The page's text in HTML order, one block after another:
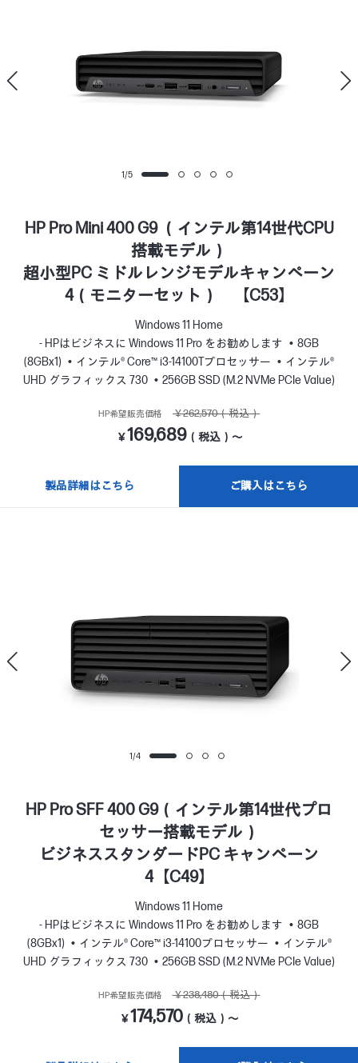
1/5
HP Pro Mini 400 G9 （インテル第14世代CPU
搭載モデル）
超小型PC ミドルレンジモデルキャンペーン
4（モニターセット） 【C53】
Windows 11 Home
- HPはビジネスに Windows 11 Pro をお勧めします
8GB
(8GBx1)
インテル® Core™ i3-14100Tプロセッサー
インテル®
UHD グラフィックス 730
256GB SSD (M.2 NVMe PCIe Value)
HP希望販売価格 ￥262,570（税込）
￥169,689（税込）～
製品詳細はこちら ご購入はこちら
1/4
HP Pro SFF 400 G9（インテル第14世代プロ
セッサー搭載モデル）
ビジネススタンダードPC キャンペーン
4【C49】
Windows 11 Home
- HPはビジネスに Windows 11 Pro をお勧めします
8GB
(8GBx1)
インテル® Core™ i3-14100プロセッサー
インテル®
UHD グラフィックス 730
256GB SSD (M.2 NVMe PCIe Value)
HP希望販売価格 ￥238,480（税込）
￥174,570 （税込）～